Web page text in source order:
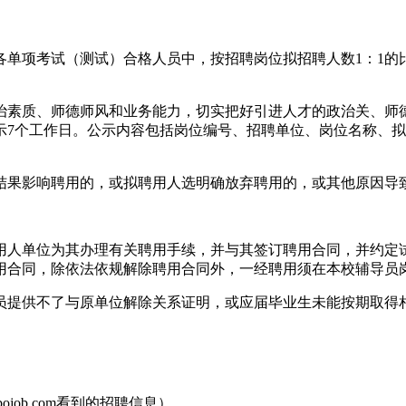
项考试（测试）合格人员中，按招聘岗位拟招聘人数1：1
质、师德师风和业务能力，切实把好引进人才的政治关、
个工作日。公示内容包括岗位编号、招聘单位、岗位名称、
影响聘用的，或拟聘用人选明确放弃聘用的，或其他原因
单位为其办理有关聘用手续，并与其签订聘用合同，并约
同，除依法依规解除聘用合同外，一经聘用须在本校辅导员
供不了与原单位解除关系证明，或应届毕业生未能按期取
看到的招聘信息）